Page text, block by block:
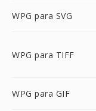
WPG para SVG
WPG para TIFF
WPG para GIF